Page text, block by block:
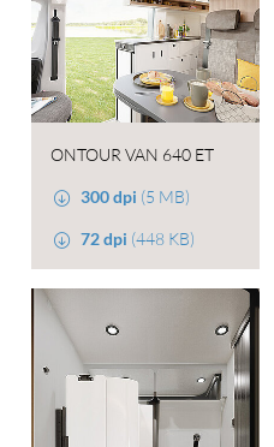
ONTOUR VAN 640 ET
300 dpi (5 MB)
72 dpi (448 KB)